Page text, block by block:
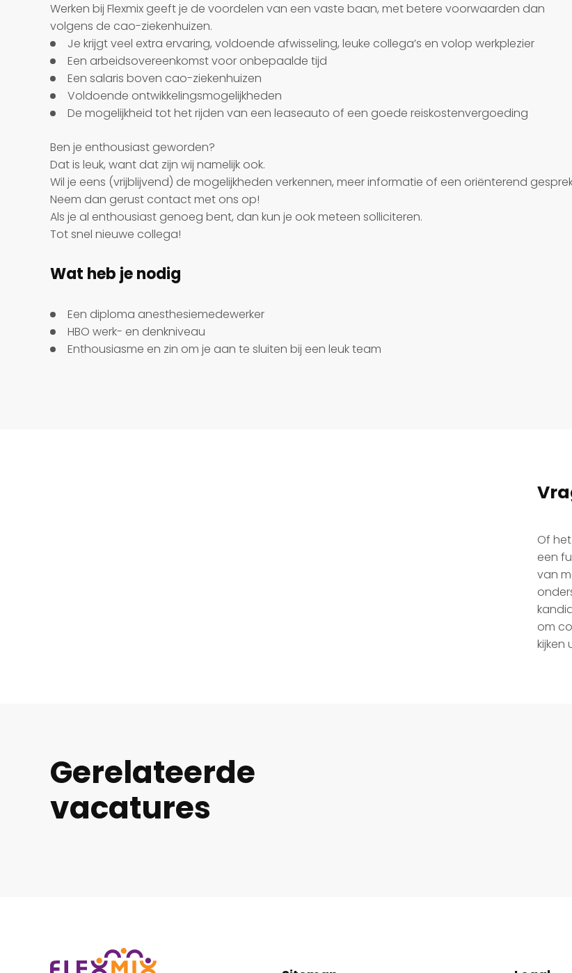
Werken bij Flexmix geeft je de voordelen van een vaste baan, met betere voorwaarden dan
volgens de cao-ziekenhuizen.
Je krijgt veel extra ervaring, voldoende afwisseling, leuke collega’s en volop werkplezier
Een arbeidsovereenkomst voor onbepaalde tijd
Een salaris boven cao-ziekenhuizen
Voldoende ontwikkelingsmogelijkheden
De mogelijkheid tot het rijden van een leaseauto of een goede reiskostenvergoeding
Ben je enthousiast geworden?
Dat is leuk, want dat zijn wij namelijk ook.
Wil je eens (vrijblijvend) de mogelijkheden verkennen, meer informatie of een oriënterend
Neem dan gerust contact met ons op!
Als je al enthousiast genoeg bent, dan kun je ook meteen solliciteren.
Tot snel nieuwe collega!
Wat heb je nodig
Een diploma anesthesiemedewerker
HBO werk- en denkniveau
Enthousiasme en zin om je aan te sluiten bij een leuk team
Of
een
van
om
kijken
Gerelateerde
vacatures